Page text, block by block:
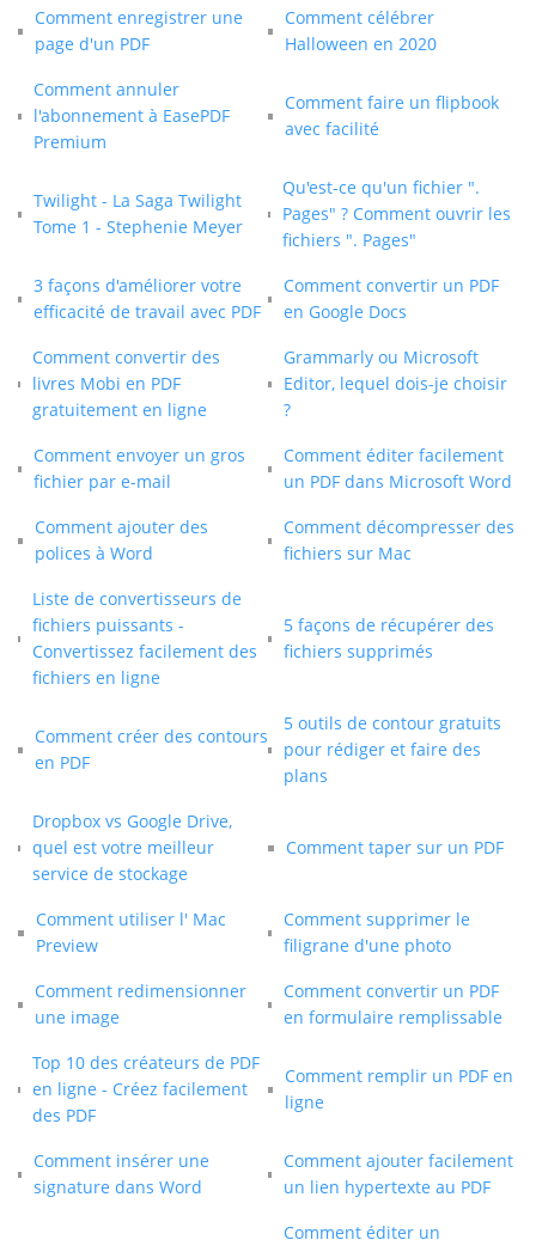
Comment enregistrer une
page d'un PDF
Comment célébrer
Halloween en 2020
Comment annuler
l'abonnement à EasePDF
Premium
Comment faire un flipbook
avec facilité
Twilight - La Saga Twilight
Tome 1 - Stephenie Meyer
Qu'est-ce qu'un fichier ".
Pages" ? Comment ouvrir les
fichiers ". Pages"
3 façons d'améliorer votre
efficacité de travail avec PDF
Comment convertir un PDF
en Google Docs
Comment convertir des
livres Mobi en PDF
gratuitement en ligne
Grammarly ou Microsoft
Editor, lequel dois-je choisir
?
Comment envoyer un gros
fichier par e-mail
Comment éditer facilement
un PDF dans Microsoft Word
Comment ajouter des
polices à Word
Comment décompresser des
fichiers sur Mac
Liste de convertisseurs de
fichiers puissants -
Convertissez facilement des
fichiers en ligne
5 façons de récupérer des
fichiers supprimés
Comment créer des contours
en PDF
5 outils de contour gratuits
pour rédiger et faire des
plans
Dropbox vs Google Drive,
quel est votre meilleur
service de stockage
Comment taper sur un PDF
Comment utiliser l' Mac
Preview
Comment supprimer le
filigrane d'une photo
Comment redimensionner
une image
Comment convertir un PDF
en formulaire remplissable
Top 10 des créateurs de PDF
en ligne - Créez facilement
des PDF
Comment remplir un PDF en
ligne
Comment insérer une
signature dans Word
Comment ajouter facilement
un lien hypertexte au PDF
Comment éditer un